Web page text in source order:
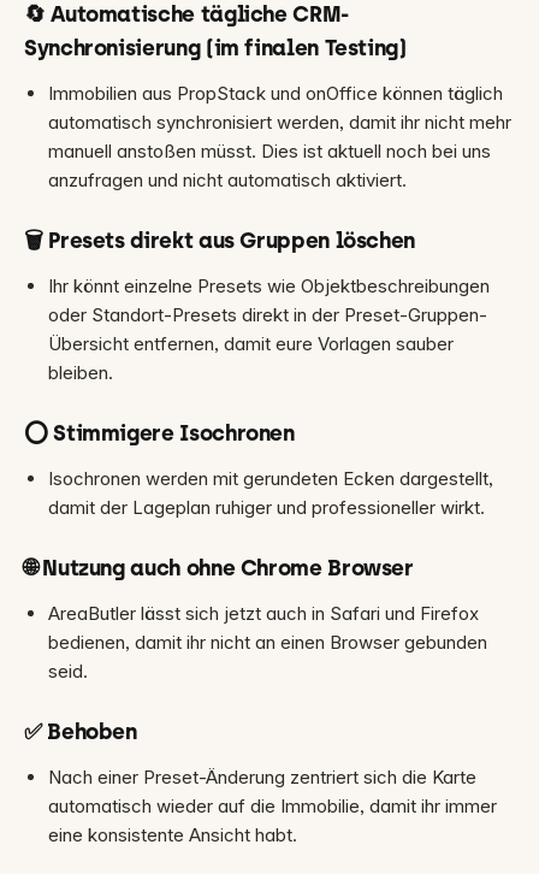
🔄 Automatische tägliche CRM-
Synchronisierung (im finalen Testing)
Immobilien aus PropStack und onOffice können täglich
automatisch synchronisiert werden, damit ihr nicht mehr
manuell anstoßen müsst. Dies ist aktuell noch bei uns
anzufragen und nicht automatisch aktiviert.
🗑️ Presets direkt aus Gruppen löschen
Ihr könnt einzelne Presets wie Objektbeschreibungen
oder Standort-Presets direkt in der Preset-Gruppen-
Übersicht entfernen, damit eure Vorlagen sauber
bleiben.
⭕ Stimmigere Isochronen
Isochronen werden mit gerundeten Ecken dargestellt,
damit der Lageplan ruhiger und professioneller wirkt.
🌐 Nutzung auch ohne Chrome Browser
AreaButler lässt sich jetzt auch in Safari und Firefox
bedienen, damit ihr nicht an einen Browser gebunden
seid.
✅ Behoben
Nach einer Preset-Änderung zentriert sich die Karte
automatisch wieder auf die Immobilie, damit ihr immer
eine konsistente Ansicht habt.